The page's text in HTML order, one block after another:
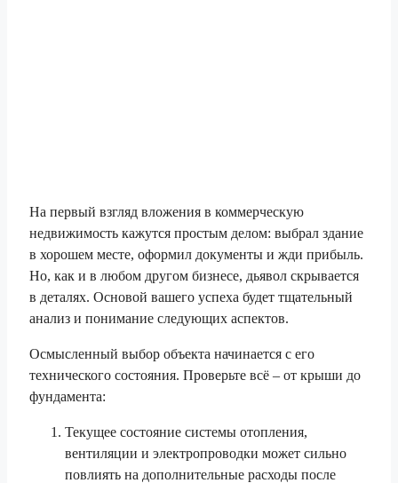
На первый взгляд вложения в коммерческую
недвижимость кажутся простым делом: выбрал здание
в хорошем месте, оформил документы и жди прибыль.
Но, как и в любом другом бизнесе, дьявол скрывается
в деталях. Основой вашего успеха будет тщательный
анализ и понимание следующих аспектов.
Осмысленный выбор объекта начинается с его
технического состояния. Проверьте всё – от крыши до
фундамента:
Текущее состояние системы отопления,
вентиляции и электропроводки может сильно
повлиять на дополнительные расходы после